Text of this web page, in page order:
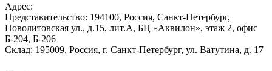
Адрес:
Представительство: 194100, Россия, Санкт-Петербург,
Новолитовская ул., д.15, лит.А, БЦ «Аквилон», этаж 2, офис
Б-204, Б-206
Склад: 195009, Россия, г. Санкт-Петербург, ул. Ватутина, д. 17